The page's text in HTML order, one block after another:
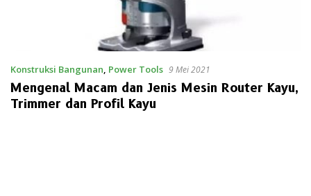
Konstruksi Bangunan, Power Tools 9 Mei 2021
Mengenal Macam dan Jenis Mesin Router Kayu,
Trimmer dan Profil Kayu